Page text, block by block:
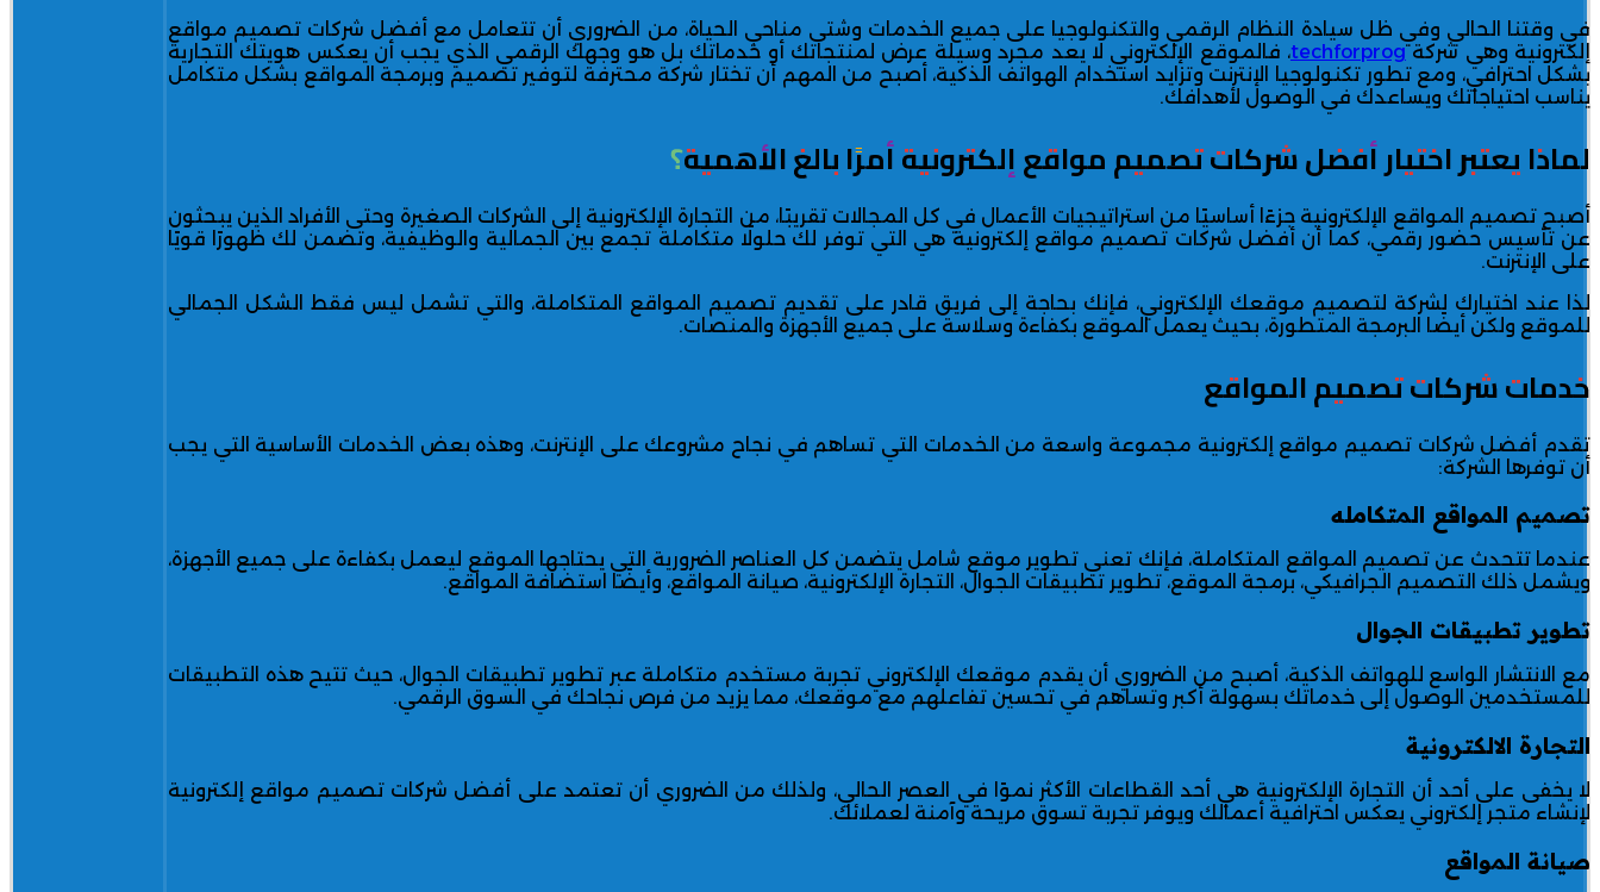
في وقتنا الحالي وفي ظل سيادة النظام الرقمي والتكنولوجيا على جميع الخدمات وشتى مناحي الحياة، من الضروري أن تتعامل مع أفضل شركات تصميم مواقع
إلكترونية وهي شركةtechforprog، فالموقع الإلكتروني لا يعد مجرد وسيلة عرض لمنتجاتك أو خدماتك بل هو وجهك الرقمي الذي يجب أن يعكس هويتك التجارية
بشكل احترافي، ومع تطور تكنولوجيا الإنترنت وتزايد استخدام الهواتف الذكية، أصبح من المهم أن تختار شركة محترفة لتوفيرتصميم وبرمجة المواقع بشكل متكامل
يناسب احتياجاتك ويساعدك في الوصول لأهدافك.
لماذا يعتبر اختيار أفضل شركات تصميم مواقع إلكترونية أمرًا بالغ الأهمية؟
أصبح تصميم المواقع الإلكترونية جزءًا أساسيًا من استراتيجيات الأعمال في كل المجالات تقريبًا، من التجارة الإلكترونية إلى الشركات الصغيرة وحتى الأفراد الذين يبحثون
عن تأسيس حضور رقمي، كما أن أفضل شركات تصميم مواقع إلكترونية هي التي توفر لك حلولًا متكاملة تجمع بين الجمالية والوظيفية، وتضمن لك ظهورًا قويًا
على الإنترنت.
لذا عند اختيارك لشركة لتصميم موقعك الإلكتروني، فإنك بحاجة إلى فريق قادر على تقديمتصميم المواقع المتكاملة، والتي تشمل ليس فقط الشكل الجمالي
للموقع ولكن أيضًا البرمجة المتطورة، بحيث يعمل الموقع بكفاءة وسلاسة على جميع الأجهزة والمنصات.
خدمات شركات تصميم المواقع
تقدم أفضل شركات تصميم مواقع إلكترونية مجموعة واسعة من الخدمات التي تساهم في نجاح مشروعك على الإنترنت، وهذه بعض الخدمات الأساسية التي يجب
أن توفرها الشركة:
تصميم المواقع المتكامله
عندما تتحدث عن تصميم المواقع المتكاملة، فإنك تعني تطوير موقع شامل يتضمن كل العناصر الضرورية التي يحتاجها الموقع ليعمل بكفاءة على جميع الأجهزة،
ويشمل ذلك التصميم الجرافيكي، برمجة الموقع، تطوير تطبيقات الجوال، التجارة الإلكترونية، صيانة المواقع، وأيضًا استضافة المواقع.
تطوير تطبيقات الجوال
مع الانتشار الواسع للهواتف الذكية، أصبح من الضروري أن يقدم موقعك الإلكتروني تجربة مستخدم متكاملة عبر تطوير تطبيقات الجوال، حيث تتيح هذه التطبيقات
للمستخدمين الوصول إلى خدماتك بسهولة أكبر وتساهم في تحسين تفاعلهم مع موقعك، مما يزيد من فرص نجاحك في السوق الرقمي.
التجارة الالكترونية
لا يخفى على أحد أن التجارة الإلكترونية هي أحد القطاعات الأكثر نموًا في العصر الحالي، ولذلك من الضروري أن تعتمد على أفضل شركات تصميم مواقع إلكترونية
لإنشاء متجر إلكتروني يعكس احترافية أعمالك ويوفر تجربة تسوق مريحة وآمنة لعملائك.
صيانة المواقع